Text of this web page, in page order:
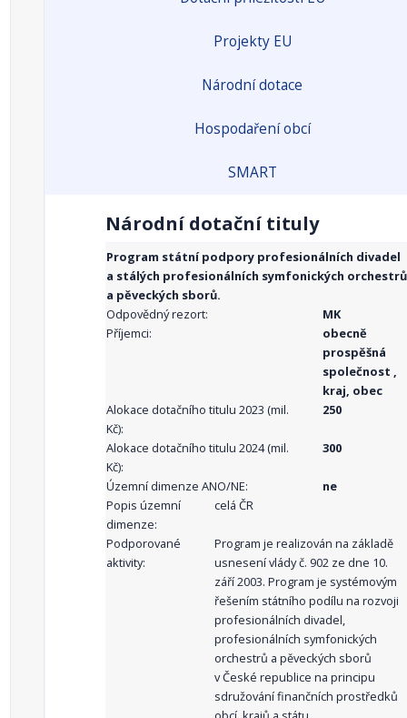
Projekty EU
Národní dotace
Hospodaření obcí
SMART
Národní dotační tituly
Program státní podpory profesionálních divadel
a stálých profesionálních symfonických orchestrů
a pěveckých sborů.
Odpovědný rezort:
MK
Příjemci:
obecně
prospěšná
společnost ,
kraj, obec
Alokace dotačního titulu 2023 (mil.
Kč):
250
Alokace dotačního titulu 2024 (mil.
Kč):
300
Územní dimenze ANO/NE:
ne
Popis územní
dimenze:
celá ČR
Podporované
aktivity:
Program je realizován na základě
usnesení vlády č. 902 ze dne 10.
září 2003. Program je systémovým
řešením státního podílu na rozvoji
profesionálních divadel,
profesionálních symfonických
orchestrů a pěveckých sborů
v České republice na principu
sdružování finančních prostředků